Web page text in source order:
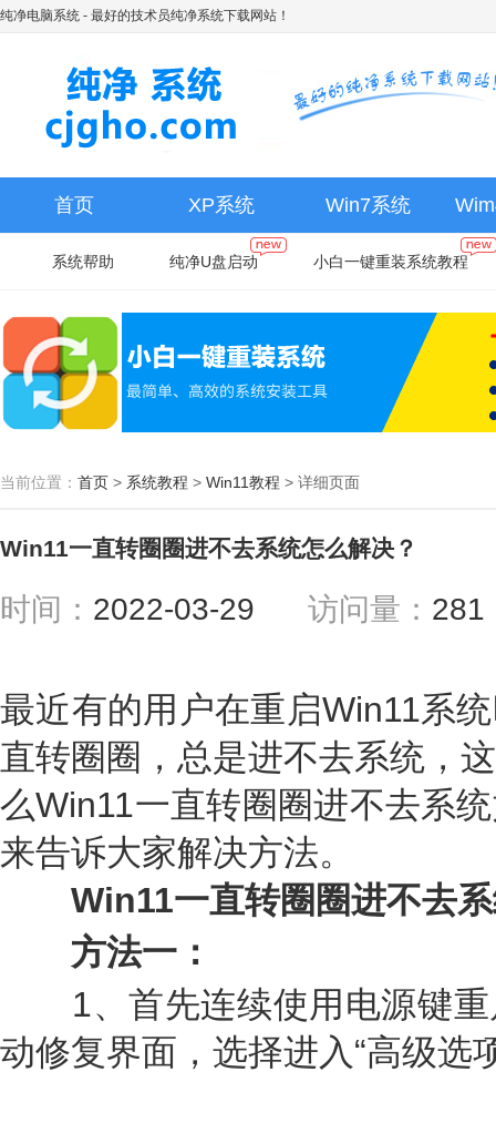
纯净电脑系统 - 最好的技术员纯净系统下载网站！
首页 XP系统 Win7系统
系统帮助 纯净U盘启动 小白一键重装系统教程
当前位置： 首页 > 系统教程 > Win11教程 > 详细页面
Win11一直转圈圈进不去系统怎么解决？
时间： 2022-03-29 访问量：
最近有的用户在重启Win11系
直转圈圈，总是进不去系统，
么Win11一直转圈圈进不去系
来告诉大家解决方法。
Win11一直转圈圈进不去系
方法一：
1、首先连续使用电源键重
动修复界面，选择进入“高级选